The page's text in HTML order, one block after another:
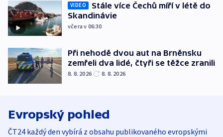
VIDEO
Stále více Čechů míří v létě do
Skandinávie
včera v 06:30
Při nehodě dvou aut na Brněnsku
zemřeli dva lidé, čtyři se těžce zranili
8. 8. 2026 8. 8. 2026
Evropský pohled
ČT24 každý den vybírá z obsahu publikovaného evropskými